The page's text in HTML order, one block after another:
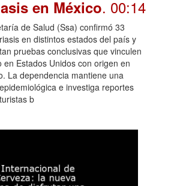
en México. 00:14
de Salud (Ssa) confirmó 33
en distintos estados del país y
pruebas conclusivas que vinculen
Estados Unidos con origen en
La dependencia mantiene una
e investiga reportes
b